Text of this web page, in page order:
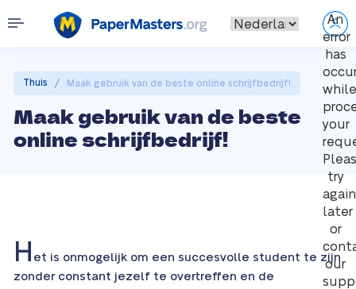
An
error
has
while
your
try
again
later
or
our
Thuis / Maak gebruik van de beste online schrijfbedrijf!
Maak gebruik van de beste
online schrijfbedrijf!
H et is onmogelijk om een succesvolle student te zijn
zonder constant jezelf te overtreffen en de